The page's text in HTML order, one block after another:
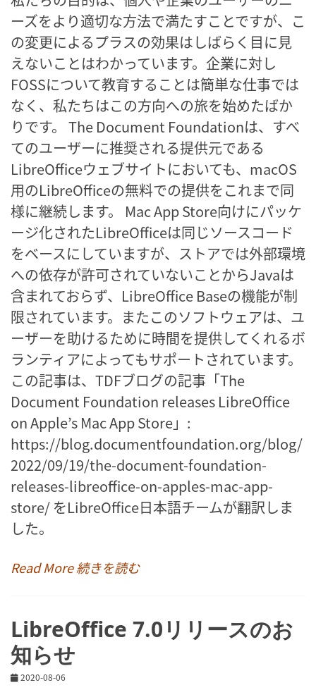
ーズをより適切な方法で満たすことですが、こ
の変更によるプラスの効果はしばらく目に見
えないことはわかっています。企業に対し
FOSSについて教育することは簡単な仕事では
なく、私たちはこの方向への旅を始めたばか
りです。 The Document Foundationは、すべ
てのユーザーに推奨される提供元である
LibreOfficeウェブサイトにおいても、macOS
用のLibreOfficeの無料での提供をこれまで同
様に継続します。 Mac App Store向けにパッケ
ージ化されたLibreOfficeは同じソースコード
をベースにしていますが、ストアでは外部環境
への依存が許可されていないことからJavaは
含まれておらず、LibreOffice Baseの機能が制
限されています。またこのソフトウェアは、ユ
ーザーを助けるために時間を提供してくれるボ
ランティアによってもサポートされています。
この記事は、TDFブログの記事「The
Document Foundation releases LibreOffice
on Apple’s Mac App Store」:
https://blog.documentfoundation.org/blog/
2022/09/19/the-document-foundation-
releases-libreoffice-on-apples-mac-app-
store/ をLibreOffice日本語チームが翻訳しま
した。
Read More 続きを読む
LibreOffice 7.0リリースのお
知らせ
2020-08-06